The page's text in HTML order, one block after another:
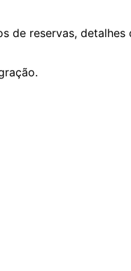
reservas,